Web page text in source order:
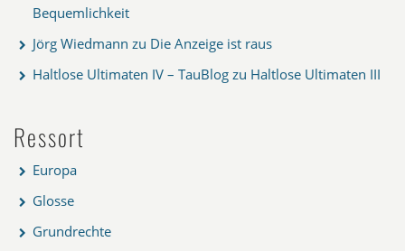
Bequemlichkeit
Jörg Wiedmann zu Die Anzeige ist raus
Haltlose Ultimaten IV – TauBlog zu Haltlose Ultimaten III
Ressort
Europa
Glosse
Grundrechte